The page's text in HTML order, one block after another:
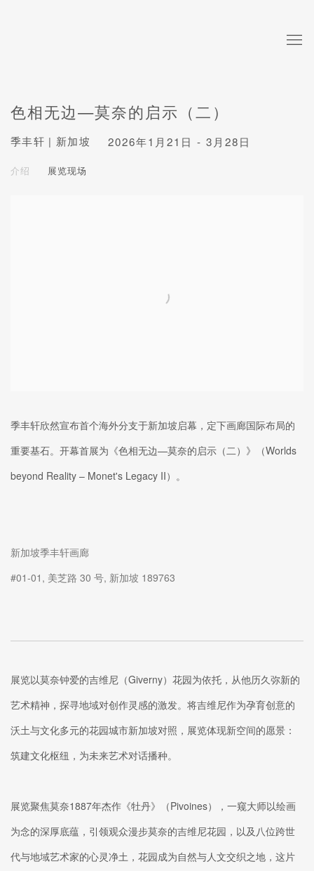
色相无边—莫奈的启示（二）
季丰轩 | 新加坡 2026年1月21日 - 3月28日
介绍 展览现场
季丰轩欣然宣布首个海外分支于新加坡启幕，定下画廊国际布局的
重要基石。开幕首展为《色相无边—莫奈的启示（二）》（Worlds
beyond Reality – Monet's Legacy II）。
新加坡季丰轩画廊
#01-01, 美芝路 30 号, 新加坡 189763
展览以莫奈钟爱的吉维尼（Giverny）花园为依托，从他历久弥新的
艺术精神，探寻地域对创作灵感的激发。将吉维尼作为孕育创意的
沃土与文化多元的花园城市新加坡对照，展览体现新空间的愿景：
筑建文化枢纽，为未来艺术对话播种。
展览聚焦莫奈1887年杰作《牡丹》（Pivoines），一窥大师以绘画
为念的深厚底蕴，引领观众漫步莫奈的吉维尼花园，以及八位跨世
代与地域艺术家的心灵净土，花园成为自然与人文交织之地，这片